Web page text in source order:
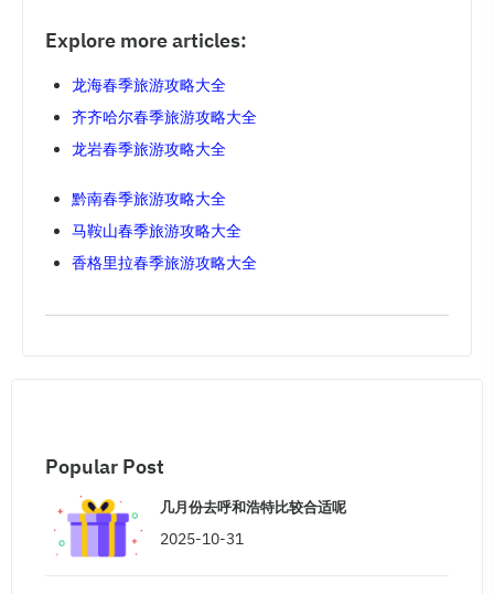
Explore more articles:
龙海春季旅游攻略大全
齐齐哈尔春季旅游攻略大全
龙岩春季旅游攻略大全
黔南春季旅游攻略大全
马鞍山春季旅游攻略大全
香格里拉春季旅游攻略大全
Popular Post
几月份去呼和浩特比较合适呢
2025-10-31